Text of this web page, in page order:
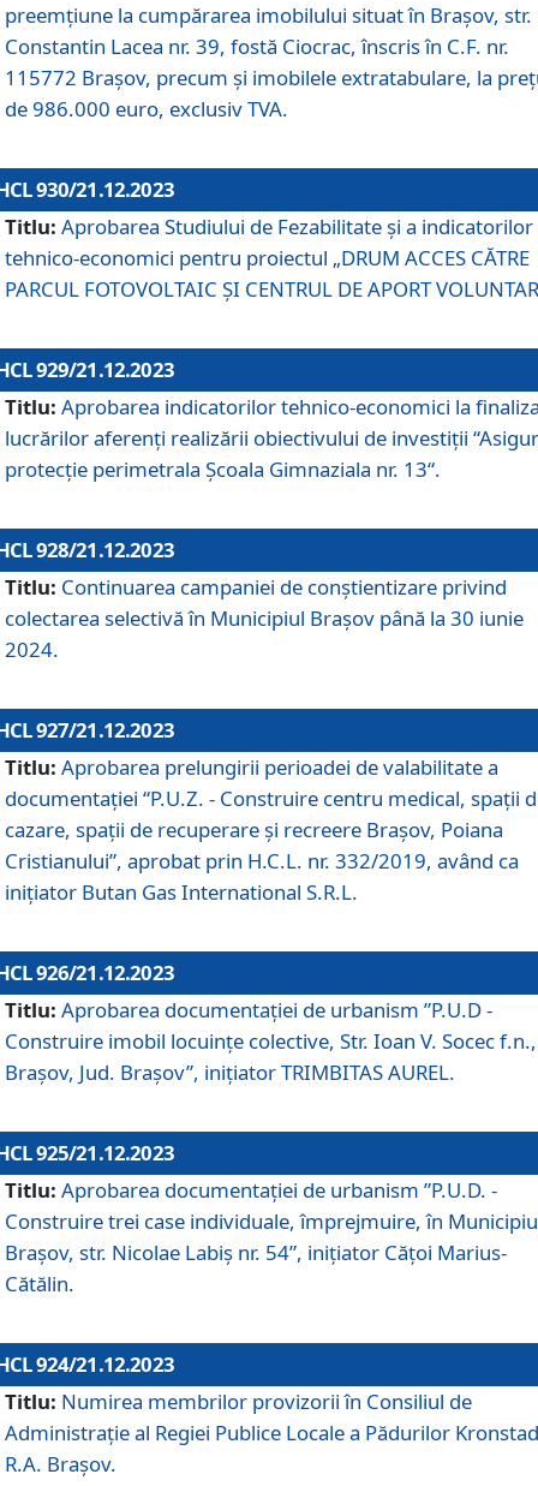
preemțiune la cumpărarea imobilului situat în Brașov, str.
Constantin Lacea nr. 39, fostă Ciocrac, înscris în C.F. nr.
115772 Brașov, precum și imobilele extratabulare, la
de 986.000 euro, exclusiv TVA.
930/21.12.2023
Titlu: Aprobarea Studiului de Fezabilitate și a indicatorilor
tehnico-economici pentru proiectul „DRUM ACCES CĂTRE
PARCUL FOTOVOLTAIC ȘI CENTRUL DE APORT
929/21.12.2023
Titlu: Aprobarea indicatorilor tehnico-economici la
lucrărilor aferenți realizării obiectivului de investiții
protecție perimetrala Școala Gimnaziala nr. 13“.
928/21.12.2023
Titlu: Continuarea campaniei de conștientizare privind
colectarea selectivă în Municipiul Braşov până la 30 iunie
2024.
927/21.12.2023
Titlu: Aprobarea prelungirii perioadei de valabilitate a
documentaţiei “P.U.Z. - Construire centru medical, spații
cazare, spații de recuperare și recreere Brașov, Poiana
Cristianului”, aprobat prin H.C.L. nr. 332/2019, având ca
inițiator Butan Gas International S.R.L.
926/21.12.2023
Titlu: Aprobarea documentaţiei de urbanism ”P.U.D -
Construire imobil locuințe colective, Str. Ioan V. Socec f.n.,
Brașov, Jud. Brașov”, inițiator TRIMBITAS AUREL.
925/21.12.2023
Titlu: Aprobarea documentaţiei de urbanism ”P.U.D. -
Construire trei case individuale, împrejmuire, în
Brașov, str. Nicolae Labiș nr. 54”, inițiator Cățoi Marius-
Cătălin.
924/21.12.2023
Titlu: Numirea membrilor provizorii în Consiliul de
Administraţie al Regiei Publice Locale a Pădurilor
R.A. Brașov.